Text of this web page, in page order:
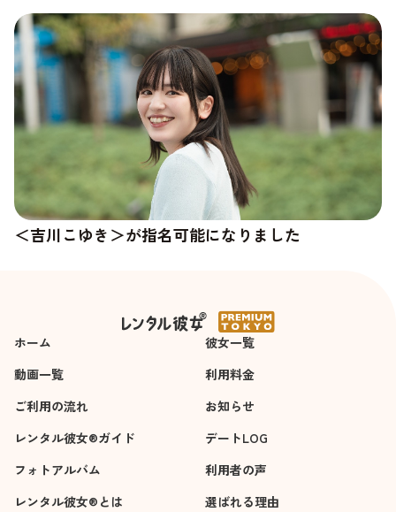
＜吉川こゆき＞が指名可能になりました
ホーム
彼女一覧
動画一覧
利用料金
ご利用の流れ
お知らせ
レンタル彼女®ガイド
デートLOG
フォトアルバム
利用者の声
レンタル彼女®とは
選ばれる理由